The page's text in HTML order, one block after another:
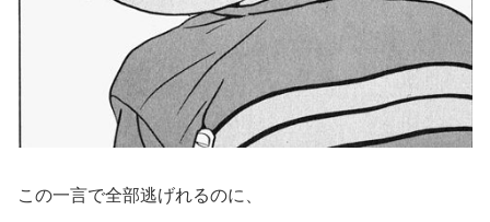
この一言で全部逃げれるのに、